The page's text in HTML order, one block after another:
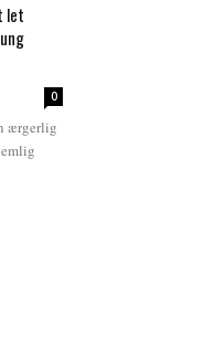
let
0
ærgerlig